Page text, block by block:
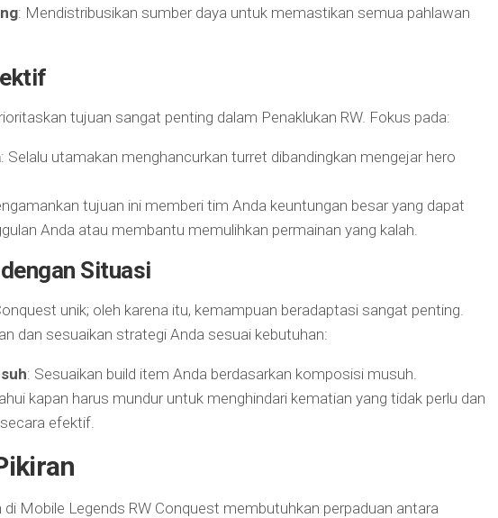
: Mendistribusikan sumber daya untuk memastikan semua pahlawan
tujuan sangat penting dalam Penaklukan RW. Fokus pada:
: Selalu utamakan menghancurkan turret dibandingkan mengejar hero
tujuan ini memberi tim Anda keuntungan besar yang dapat
Anda atau membantu memulihkan permainan yang kalah.
Situasi
unik; oleh karena itu, kemampuan beradaptasi sangat penting.
dan sesuaikan strategi Anda sesuai kebutuhan:
: Sesuaikan build item Anda berdasarkan komposisi musuh.
kapan harus mundur untuk menghindari kematian yang tidak perlu dan
efektif.
di Mobile Legends RW Conquest membutuhkan perpaduan antara